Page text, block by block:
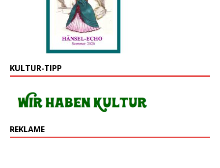
KULTUR-TIPP
REKLAME